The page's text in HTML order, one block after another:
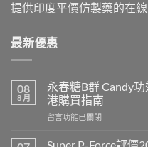
提供印度平價仿製藥的在
最新優惠
08
8 月
永春糖B群 Candy
港購買指南
在
春
留言功能已關閉
Super P-Force評價